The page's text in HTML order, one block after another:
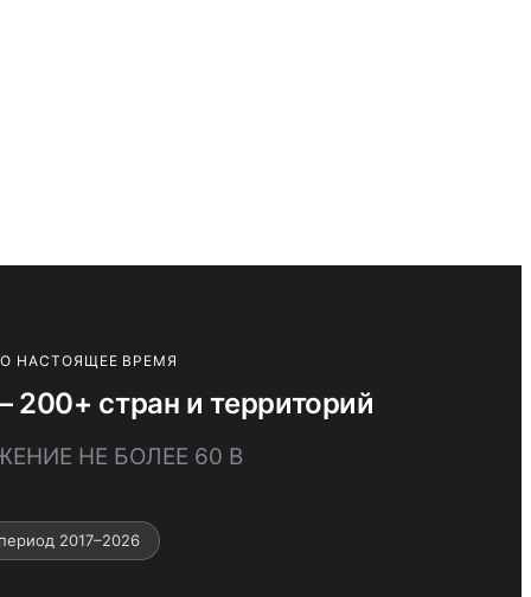
НАСТОЯЩЕЕ ВРЕМЯ
200+ стран и территорий
НЕ БОЛЕЕ 60 В
2017–2026